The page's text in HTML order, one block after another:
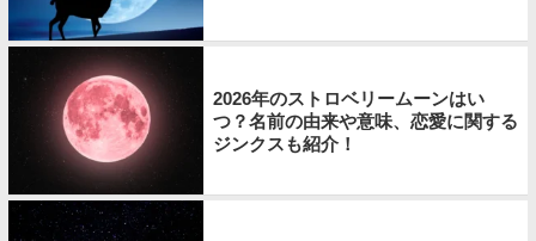
2026年のストロベリームーンはい
つ？名前の由来や意味、恋愛に関する
ジンクスも紹介！